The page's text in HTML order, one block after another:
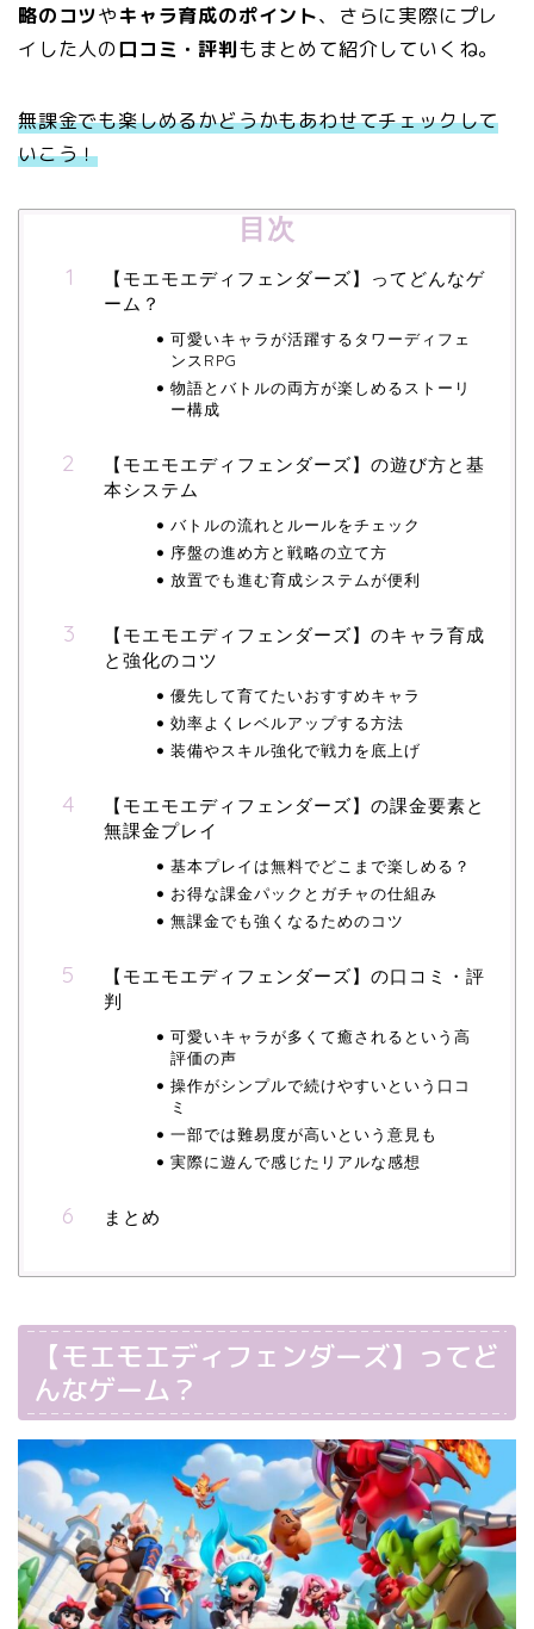
略のコツやキャラ育成のポイント、さらに実際にプレ
イした人の口コミ・評判もまとめて紹介していくね。
無課金でも楽しめるかどうかもあわせてチェックして
いこう！
目次
【モエモエディフェンダーズ】ってどんなゲ
ーム？
可愛いキャラが活躍するタワーディフェ
ンスRPG
物語とバトルの両方が楽しめるストーリ
ー構成
【モエモエディフェンダーズ】の遊び方と基
本システム
バトルの流れとルールをチェック
序盤の進め方と戦略の立て方
放置でも進む育成システムが便利
【モエモエディフェンダーズ】のキャラ育成
と強化のコツ
優先して育てたいおすすめキャラ
効率よくレベルアップする方法
装備やスキル強化で戦力を底上げ
【モエモエディフェンダーズ】の課金要素と
無課金プレイ
基本プレイは無料でどこまで楽しめる？
お得な課金パックとガチャの仕組み
無課金でも強くなるためのコツ
【モエモエディフェンダーズ】の口コミ・評
判
可愛いキャラが多くて癒されるという高
評価の声
操作がシンプルで続けやすいという口コ
ミ
一部では難易度が高いという意見も
実際に遊んで感じたリアルな感想
まとめ
【モエモエディフェンダーズ】ってど
んなゲーム？